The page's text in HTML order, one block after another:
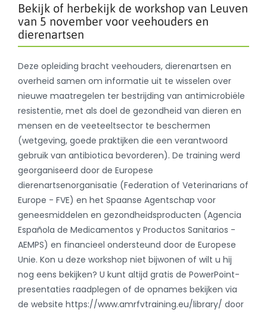
Bekijk of herbekijk de workshop van Leuven
van 5 november voor veehouders en
dierenartsen
Deze opleiding bracht veehouders, dierenartsen en
overheid samen om informatie uit te wisselen over
nieuwe maatregelen ter bestrijding van antimicrobiële
resistentie, met als doel de gezondheid van dieren en
mensen en de veeteeltsector te beschermen
(wetgeving, goede praktijken die een verantwoord
gebruik van antibiotica bevorderen). De training werd
georganiseerd door de Europese
dierenartsenorganisatie (Federation of Veterinarians of
Europe - FVE) en het Spaanse Agentschap voor
geneesmiddelen en gezondheidsproducten (Agencia
Española de Medicamentos y Productos Sanitarios -
AEMPS) en financieel ondersteund door de Europese
Unie. Kon u deze workshop niet bijwonen of wilt u hij
nog eens bekijken? U kunt altijd gratis de PowerPoint-
presentaties raadplegen of de opnames bekijken via
de website https://www.amrfvtraining.eu/library/ door